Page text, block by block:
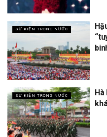
SỰ KIỆN TRONG NƯỚC
SỰ KIỆN TRONG NƯỚC
Hà